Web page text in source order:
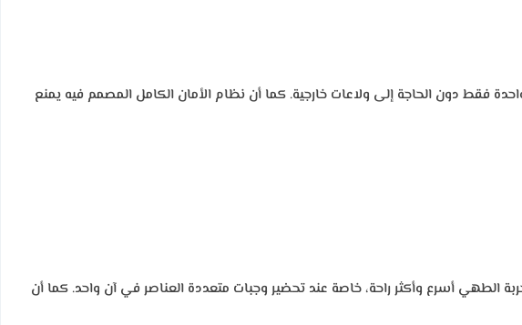
دون الحاجة إلى ولاعات خارجية. كما أن نظام الأمان الكامل المصمم فيه يمنع
في آن واحد، ما يجعل تجربة الطهي أسرع وأكثر راحة، خاصة عند تحضير وجبات متعددة العناصر في آن واحد. كما أن